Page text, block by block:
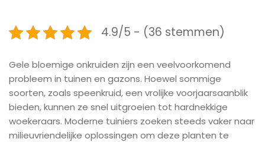
4.9/5 - (36 stemmen)
Gele bloemige onkruiden zijn een veelvoorkomend
probleem in tuinen en gazons. Hoewel sommige
soorten, zoals speenkruid, een vrolijke voorjaarsaanblik
bieden, kunnen ze snel uitgroeien tot hardnekkige
woekeraars. Moderne tuiniers zoeken steeds vaker naar
milieuvriendelijke oplossingen om deze planten te